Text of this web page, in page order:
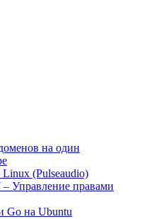
на один
Linux (Pulseaudio)
– Управление правами
Go на Ubuntu